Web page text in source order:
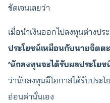
ชัดเจนเลยว่า
เมื่อนำเงินออกไปลงทุนต่างประ
ประโยชน์เหมือนกับนายจิตตะ
‘นักลงทุนจะได้รับผลประโยช
ว่านักลงทุนมีโอกาสได้รับประโ
อ่อนค่านั่นเอง